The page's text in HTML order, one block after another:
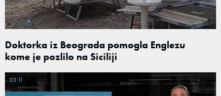
Doktorka iz Beograda pomogla Englezu
kome je pozlilo na Siciliji
03:11